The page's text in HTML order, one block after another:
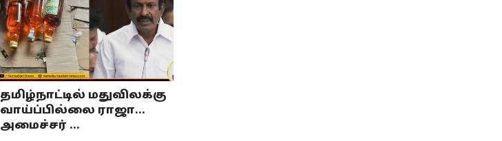
தமிழ்நாட்டில் மதுவிலக்கு
வாய்ப்பில்லை ராஜா...
அமைச்சர் ...